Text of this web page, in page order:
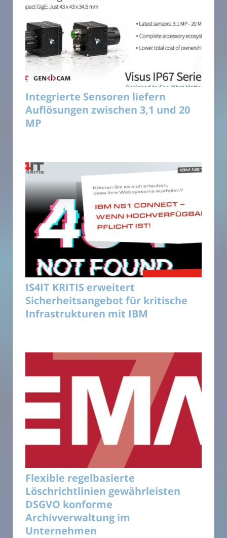
Integrierte Sensoren liefern
Auflösungen zwischen 3,1 und 20
MP
IS4IT KRITIS erweitert
Sicherheitsangebot für kritische
Infrastrukturen mit IBM
Flexible regelbasierte
Löschrichtlinien gewährleisten
DSGVO konforme
Archivverwaltung im
Unternehmen